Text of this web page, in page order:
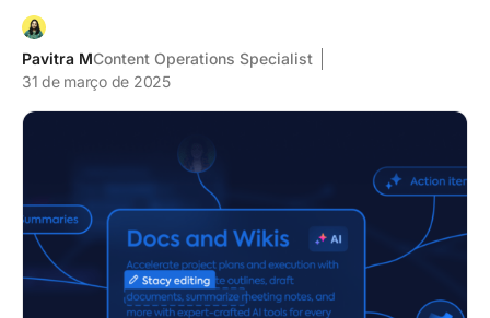
Pavitra MContent Operations Specialist
31 de março de 2025